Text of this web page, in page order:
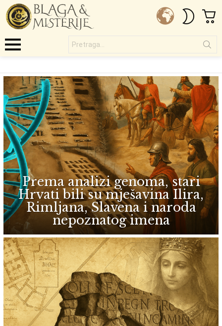
SKIN
MARINKO
BRKIĆ-
TOT
SUBTERMS
LATEST
STORIES
Prema analizi genoma, stari
Hrvati bili su mješavina Ilira,
Rimljana, Slavena i naroda
nepoznatog imena